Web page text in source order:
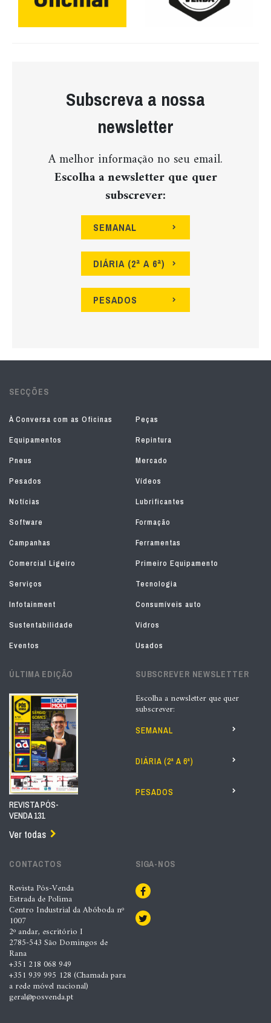
Subscreva a nossa
newsletter
A melhor informação no seu email.
Escolha a newsletter que quer
subscrever:
SEMANAL
DIÁRIA (2ª A 6ª)
PESADOS
SECÇÕES
À Conversa com as Oficinas
Peças
Equipamentos
Repintura
Pneus
Mercado
Pesados
Vídeos
Notícias
Lubrificantes
Software
Formação
Campanhas
Ferramentas
Comercial Ligeiro
Primeiro Equipamento
Serviços
Tecnologia
Infotainment
Consumíveis auto
Sustentabilidade
Vidros
Eventos
Usados
ÚLTIMA EDIÇÃO
REVISTA PÓS-
VENDA 131
Ver todas
SUBSCREVER NEWSLETTER
Escolha a newsletter que quer
subscrever:
SEMANAL
DIÁRIA (2ª A 6ª)
PESADOS
CONTACTOS
Revista Pós-Venda
Estrada de Polima
Centro Industrial da Abóboda nº
1007
2º andar, escritório I
2785-543 São Domingos de
Rana
+351 218 068 949
+351 939 995 128 (Chamada para
a rede móvel nacional)
geral@posvenda.pt
SIGA-NOS